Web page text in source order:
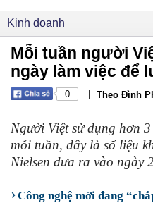
Kinh doanh
Mỗi tuần người
ngày làm việc để
0 | Theo Đình
Người Việt sử dụng hơn
mỗi tuần, đây là số liệu
Nielsen đưa ra vào ngày
Công nghệ mới đang